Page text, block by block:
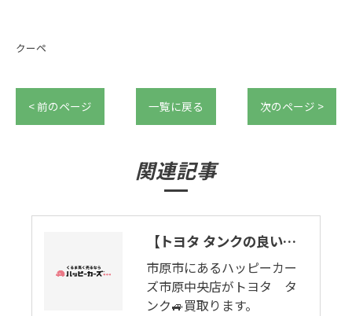
クーペ
< 前のページ 一覧に戻る 次のページ >
関連記事
【トヨタ タンクの良いとこ悪いとこ】＃ドライブデート......。市原市でタンク🚙買取ります。
市原市にあるハッピーカー
ズ市原中央店がトヨタ タ
ンク🚙買取ります。